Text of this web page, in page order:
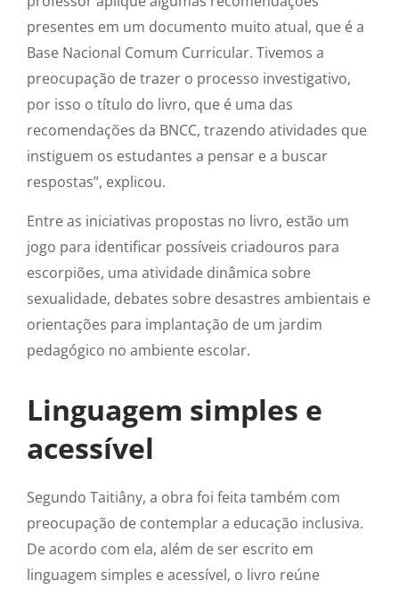
presentes em um documento muito atual, que é a
Base Nacional Comum Curricular. Tivemos a
preocupação de trazer o processo investigativo,
por isso o título do livro, que é uma das
recomendações da BNCC, trazendo atividades que
instiguem os estudantes a pensar e a buscar
respostas”, explicou.
Entre as iniciativas propostas no livro, estão um
jogo para identificar possíveis criadouros para
escorpiões, uma atividade dinâmica sobre
sexualidade, debates sobre desastres ambientais e
orientações para implantação de um jardim
pedagógico no ambiente escolar.
Linguagem simples e
acessível
Segundo Taitiâny, a obra foi feita também com
preocupação de contemplar a educação inclusiva.
De acordo com ela, além de ser escrito em
linguagem simples e acessível, o livro reúne